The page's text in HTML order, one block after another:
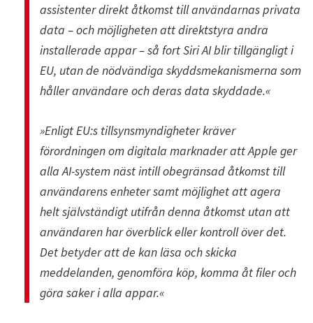
assistenter direkt åtkomst till användarnas privata
data – och möjligheten att direktstyra andra
installerade appar – så fort Siri AI blir tillgängligt i
EU, utan de nödvändiga skyddsmekanismerna som
håller användare och deras data skyddade.«
»Enligt EU:s tillsynsmyndigheter kräver
förordningen om digitala marknader att Apple ger
alla AI-system näst intill obegränsad åtkomst till
användarens enheter samt möjlighet att agera
helt självständigt utifrån denna åtkomst utan att
användaren har överblick eller kontroll över det.
Det betyder att de kan läsa och skicka
meddelanden, genomföra köp, komma åt filer och
göra saker i alla appar.«